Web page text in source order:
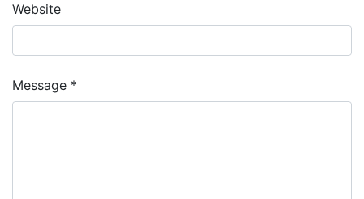
Website
Message *